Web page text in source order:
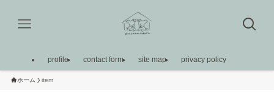
profile contact form site map privacy policy
ホーム item